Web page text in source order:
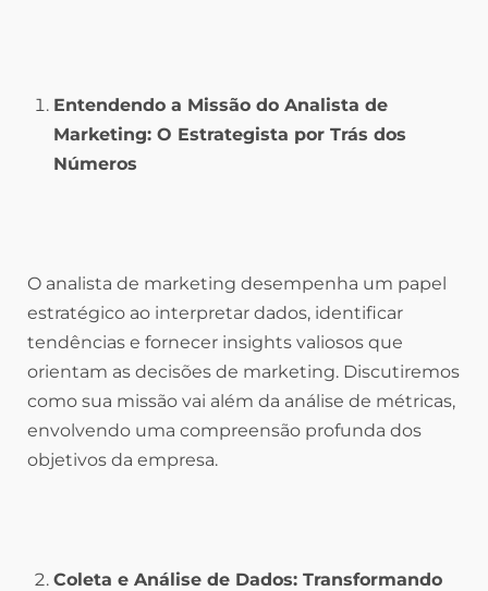
Entendendo a Missão do Analista de
Marketing: O Estrategista por Trás dos
Números
O analista de marketing desempenha um papel
estratégico ao interpretar dados, identificar
tendências e fornecer insights valiosos que
orientam as decisões de marketing. Discutiremos
como sua missão vai além da análise de métricas,
envolvendo uma compreensão profunda dos
objetivos da empresa.
Coleta e Análise de Dados: Transformando